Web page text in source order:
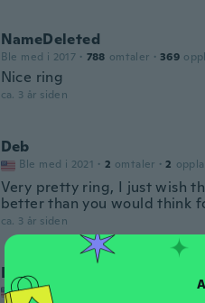
NameDeleted
Ble med i 2017 · 788 omtaler · 369
Nice ring
ca. 3 år siden
Deb
Ble med i 2021 · 2 omtaler · 2
Very pretty ring, I just wish
better than you would think
ca. 3 år siden
De
Ble med i 2015